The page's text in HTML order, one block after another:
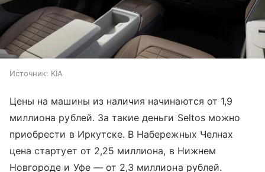
Источник: KIA
Цены на машины из наличия начинаются от 1,9
миллиона рублей. За такие деньги Seltos можно
приобрести в Иркутске. В Набережных Челнах
цена стартует от 2,25 миллиона, в Нижнем
Новгороде и Уфе — от 2,3 миллиона рублей.